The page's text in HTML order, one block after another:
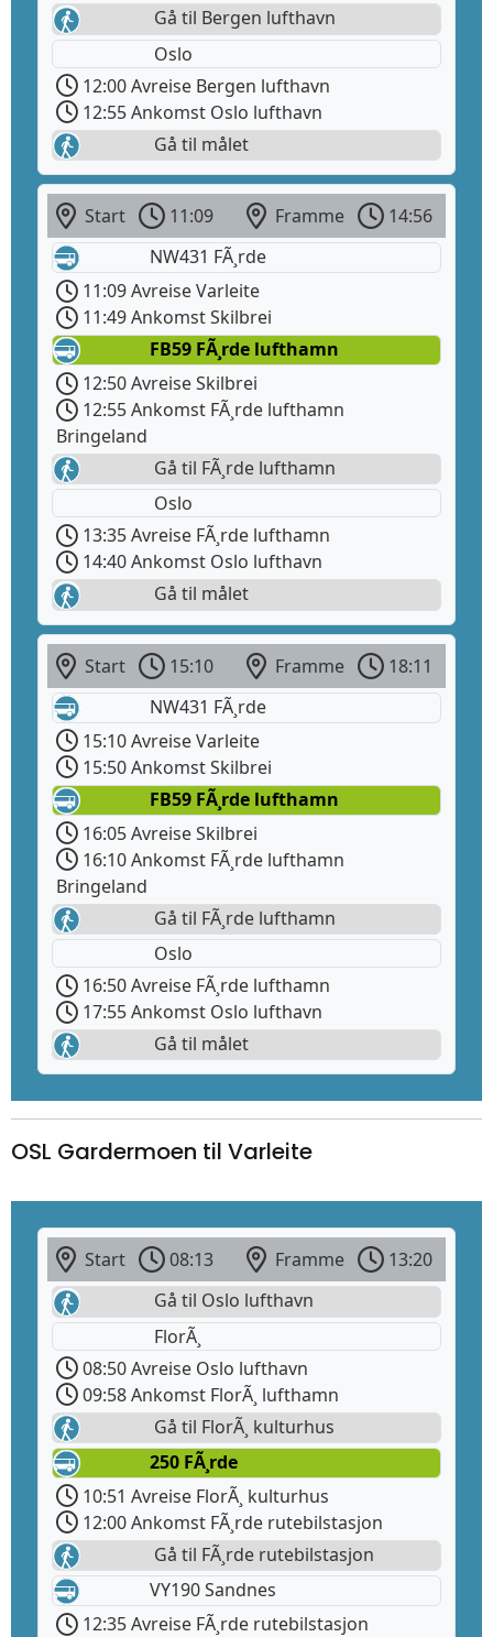
Gå til Bergen lufthavn
Oslo
12:00 Avreise Bergen lufthavn
12:55 Ankomst Oslo lufthavn
Gå til målet
Start 11:09 Framme
14:56
NW431 FÃ¸rde
11:09 Avreise Varleite
11:49 Ankomst Skilbrei
FB59 FÃ¸rde lufthamn
12:50 Avreise Skilbrei
12:55 Ankomst FÃ¸rde lufthamn
Bringeland
Gå til FÃ¸rde lufthamn
Oslo
13:35 Avreise FÃ¸rde lufthamn
14:40 Ankomst Oslo lufthavn
Gå til målet
Start 15:10 Framme
18:11
NW431 FÃ¸rde
15:10 Avreise Varleite
15:50 Ankomst Skilbrei
FB59 FÃ¸rde lufthamn
16:05 Avreise Skilbrei
16:10 Ankomst FÃ¸rde lufthamn
Bringeland
Gå til FÃ¸rde lufthamn
Oslo
16:50 Avreise FÃ¸rde lufthamn
17:55 Ankomst Oslo lufthavn
Gå til målet
OSL Gardermoen til Varleite
Start 08:13 Framme
13:20
Gå til Oslo lufthavn
FlorÃ¸
08:50 Avreise Oslo lufthavn
09:58 Ankomst FlorÃ¸ lufthamn
Gå til FlorÃ¸ kulturhus
250 FÃ¸rde
10:51 Avreise FlorÃ¸ kulturhus
12:00 Ankomst FÃ¸rde rutebilstasjon
Gå til FÃ¸rde rutebilstasjon
VY190 Sandnes
12:35 Avreise FÃ¸rde rutebilstasjon